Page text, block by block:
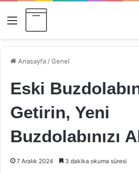
Menü
Anasayfa /Genel
Eski
Getirin, Yeni
Buzdolabınızı
7 Aralık 2024 3 dakika okuma süresi